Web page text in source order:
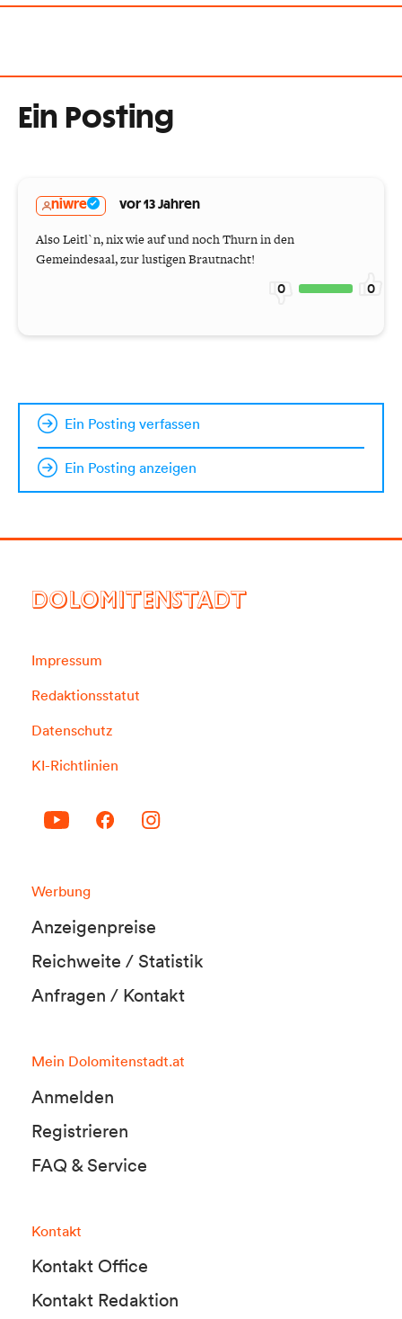
Ein Posting
niwre vor 13 Jahren
Also Leitl`n, nix wie auf und noch Thurn in den
Gemeindesaal, zur lustigen Brautnacht!
0 0
Ein Posting verfassen
Ein Posting anzeigen
DOLOMITENSTADT
Impressum
Redaktionsstatut
Datenschutz
KI-Richtlinien
Werbung
Anzeigenpreise
Reichweite / Statistik
Anfragen / Kontakt
Mein Dolomitenstadt.at
Anmelden
Registrieren
FAQ & Service
Kontakt
Kontakt Office
Kontakt Redaktion